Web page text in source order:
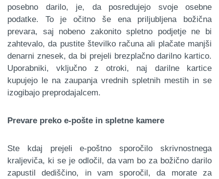
posebno darilo, je, da posredujejo svoje osebne
podatke. To je očitno še ena priljubljena božična
prevara, saj nobeno zakonito spletno podjetje ne bi
zahtevalo, da pustite številko računa ali plačate manjši
denarni znesek, da bi prejeli brezplačno darilno kartico.
Uporabniki, vključno z otroki, naj darilne kartice
kupujejo le na zaupanja vrednih spletnih mestih in se
izogibajo preprodajalcem.
Prevare preko e-pošte in spletne kamere
Ste kdaj prejeli e-poštno sporočilo skrivnostnega
kraljeviča, ki se je odločil, da vam bo za božično darilo
zapustil dediščino, in vam sporočil, da morate za